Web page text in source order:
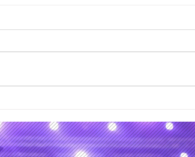
metalero hasta llegar al
Lunario del Auditorio
Nacional